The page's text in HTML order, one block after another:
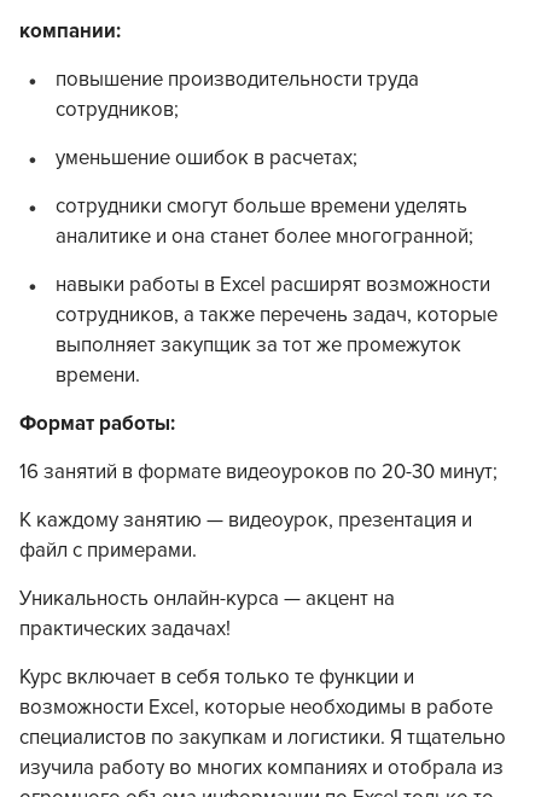
компании:
повышение производительности труда
сотрудников;
уменьшение ошибок в расчетах;
сотрудники смогут больше времени уделять
аналитике и она станет более многогранной;
навыки работы в Excel расширят возможности
сотрудников, а также перечень задач, которые
выполняет закупщик за тот же промежуток
времени.
​Формат работы:
16 занятий в формате видеоуроков по 20-30 минут;
К каждому занятию — видеоурок, презентация и
файл с примерами.
Уникальность онлайн-курса — акцент на
практических задачах!
Курс включает в себя только те функции и
возможности Excel, которые необходимы в работе
специалистов по закупкам и логистики. Я тщательно
изучила работу во многих компаниях и отобрала из